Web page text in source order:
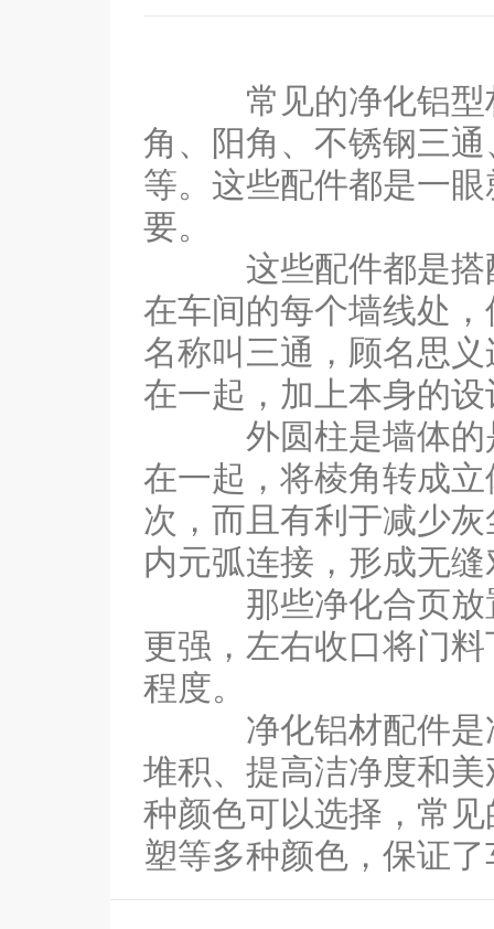
常见的净化铝型材
角、阳角、不锈钢三
等。这些配件都是一
要。
这些配件都是搭配
在车间的每个墙线处
名称叫三通，顾名思
在一起，加上本身的
外圆柱是墙体的是
在一起，将棱角转成
次，而且有利于减少
内元弧连接，形成无
那些净化合页放置
更强，左右收口将门
程度。
净化铝材配件是净
堆积、提高洁净度和
种颜色可以选择，常
塑等多种颜色，保证